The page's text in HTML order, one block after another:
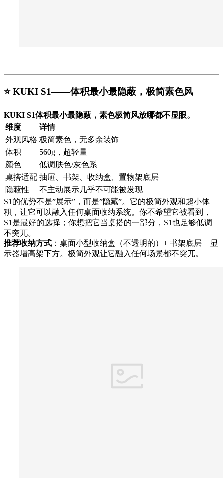
⭐ KUKI S1——体积最小最隐蔽，极简素色风
KUKI S1体积最小最隐蔽，素色极简风放哪都不显眼。
维度
详情
外观风格 极简素色，无多余装饰
体积
560g，超轻量
颜色
低调肤色/灰色系
桌搭适配 抽屉、书架、收纳盒、置物架底层
隐蔽性
不主动展示几乎不可能被发现
S1的优势不是”展示”，而是”隐藏”。它的极简外观和超小体
积，让它可以融入任何桌面收纳系统。你不希望它被看到，
S1是最好的选择；你想把它当桌搭的一部分，S1也足够低调
不突兀。
推荐收纳方式 ：桌面小型收纳盒（不透明的）+ 书架底层 + 显
示器增高架下方。极简外观让它融入任何场景都不突兀。